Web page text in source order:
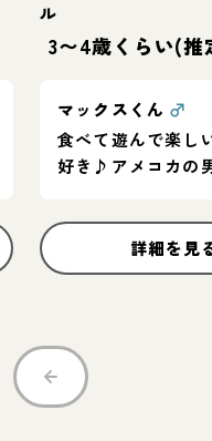
ル
3〜4歳くらい(推
マックスくん ♂
食べて遊んで楽し
好き♪アメコカの
詳細を見